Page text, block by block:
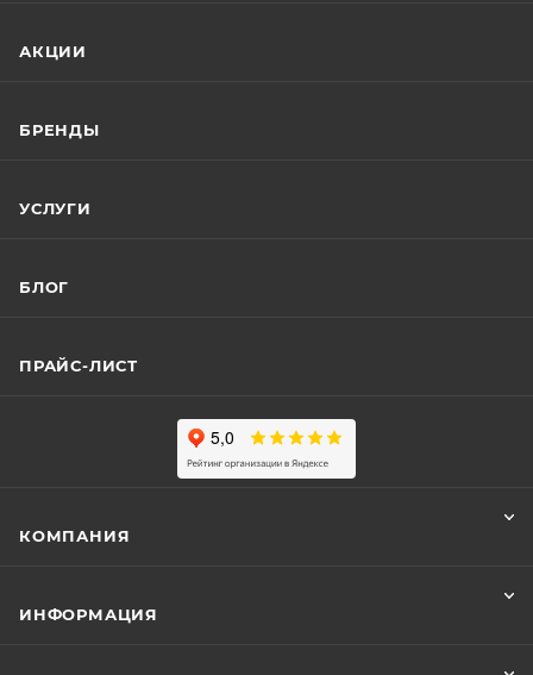
АКЦИИ
БРЕНДЫ
УСЛУГИ
БЛОГ
ПРАЙС-ЛИСТ
КОМПАНИЯ
ИНФОРМАЦИЯ